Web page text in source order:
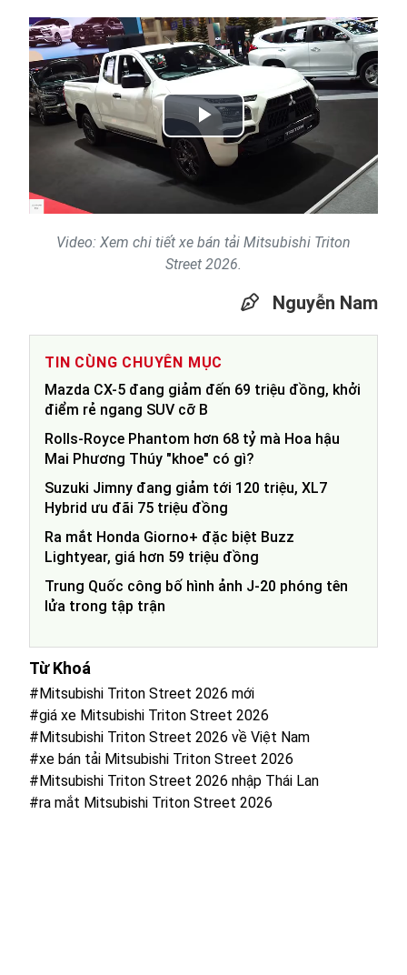
Play
Video
Video: Xem chi tiết xe bán tải Mitsubishi Triton
Street 2026.
Nguyễn Nam
TIN CÙNG CHUYÊN MỤC
Mazda CX-5 đang giảm đến 69 triệu đồng, khởi
điểm rẻ ngang SUV cỡ B
Rolls-Royce Phantom hơn 68 tỷ mà Hoa hậu
Mai Phương Thúy "khoe" có gì?
Suzuki Jimny đang giảm tới 120 triệu, XL7
Hybrid ưu đãi 75 triệu đồng
Ra mắt Honda Giorno+ đặc biệt Buzz
Lightyear, giá hơn 59 triệu đồng
Trung Quốc công bố hình ảnh J-20 phóng tên
lửa trong tập trận
Từ Khoá
#Mitsubishi Triton Street 2026 mới
#giá xe Mitsubishi Triton Street 2026
#Mitsubishi Triton Street 2026 về Việt Nam
#xe bán tải Mitsubishi Triton Street 2026
#Mitsubishi Triton Street 2026 nhập Thái Lan
#ra mắt Mitsubishi Triton Street 2026